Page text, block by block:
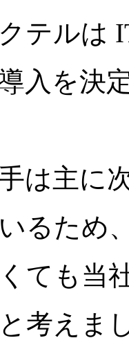
テルは
入を決
は主に
るため
ても当
考えま